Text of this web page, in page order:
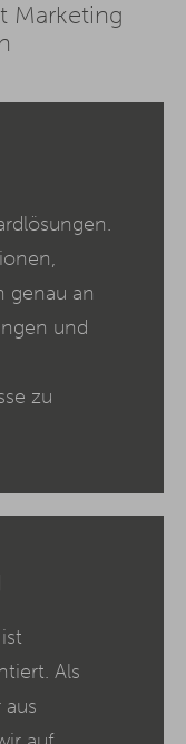
Marketing
genau an
und
zu
Als